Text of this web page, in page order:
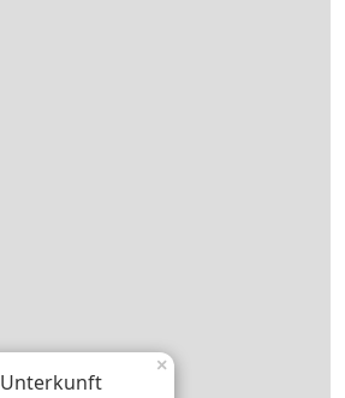
Unterkunft
×